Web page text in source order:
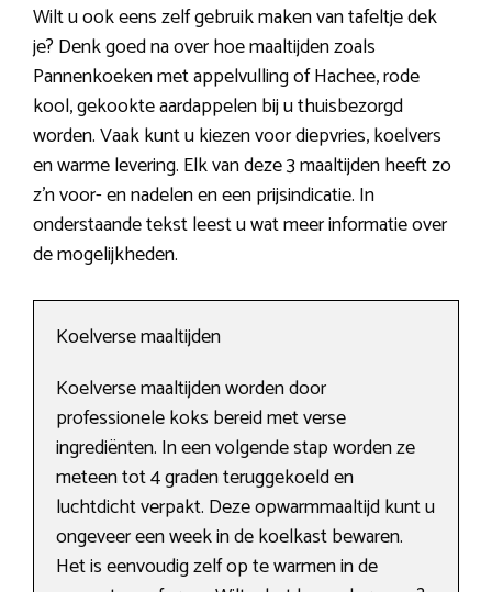
Wilt u ook eens zelf gebruik maken van tafeltje dek
je? Denk goed na over hoe maaltijden zoals
Pannenkoeken met appelvulling of Hachee, rode
kool, gekookte aardappelen bij u thuisbezorgd
worden. Vaak kunt u kiezen voor diepvries, koelvers
en warme levering. Elk van deze 3 maaltijden heeft zo
z’n voor- en nadelen en een prijsindicatie. In
onderstaande tekst leest u wat meer informatie over
de mogelijkheden.
Koelverse maaltijden
Koelverse maaltijden worden door
professionele koks bereid met verse
ingrediënten. In een volgende stap worden ze
meteen tot 4 graden teruggekoeld en
luchtdicht verpakt. Deze opwarmmaaltijd kunt u
ongeveer een week in de koelkast bewaren.
Het is eenvoudig zelf op te warmen in de